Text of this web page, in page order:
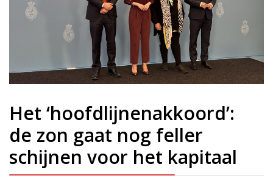
Het ‘hoofdlijnenakkoord’:
de zon gaat nog feller
schijnen voor het kapitaal